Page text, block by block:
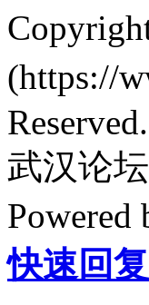
(https://
Reserved.
武汉论
Powered
快速回复